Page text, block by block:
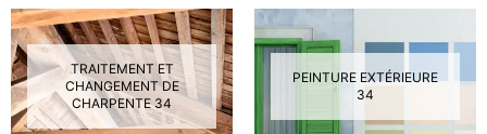
TRAITEMENT ET
CHANGEMENT DE
CHARPENTE 34
PEINTURE EXTÉRIEURE
34